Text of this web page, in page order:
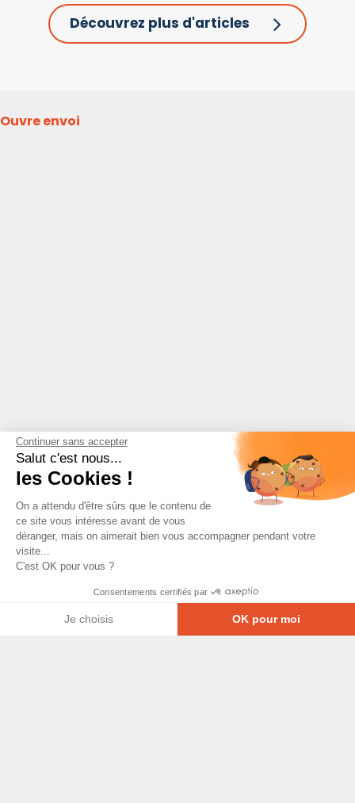
Découvrez plus d'articles
Ouvre envoi
Continuer sans accepter
Salut c'est nous...
les Cookies !
On a attendu d'être sûrs que le contenu de
ce site vous intéresse avant de vous
déranger, mais on aimerait bien vous accompagner pendant votre
visite...
C'est OK pour vous ?
Consentements certifiés par
Je choisis OK pour moi